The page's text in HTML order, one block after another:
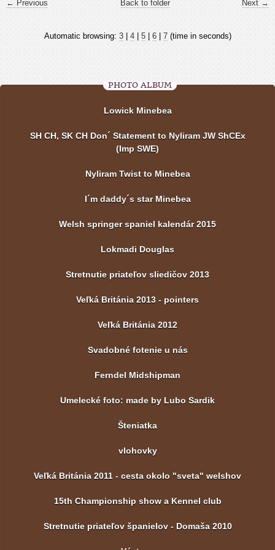
← Previous Next →
Back to folder
Automatic browsing: 3| 4| 5| 6| 7(time in seconds)
PHOTO ALBUM
Lowick Minebea
SH CH, SK CH Don´ Statement to Nyliram JW ShCEx
(Imp SWE)
Nyliram Twist to Minebea
I´m daddy´s star Minebea
Welsh springer spaniel kalendár 2015
Lokmadi Douglas
Stretnutie priateľov sliedičov 2013
Veľká Británia 2013 - pointers
Veľká Británia 2012
Svadobné fotenie u nás
Ferndel Midshipman
Umelecké foto: made by Lubo Sardik
Šteniatka
vlohovky
Veľká Británia 2011 - cesta okolo "sveta" welshov
15th Championship show a Kennel club
Stretnutie priateľov španielov - Domaša 2010